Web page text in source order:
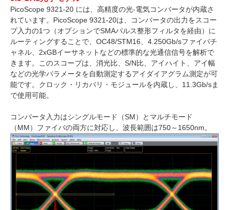
PicoScope 9321-20 には、高精度の光-電気コンバータが内蔵さ
れています。PicoScope 9321-20は、コンバータの出力をスコー
プ入力の1つ（オプションでSMAパルス整形フィルタを経由）に
ルーティングすることで、OC48/STM16、4.250Gb/sファイバチ
ャネル、2xGBイーサネットなどの標準的な光通信信号を解析で
きます。このスコープは、消光比、S/N比、アイハイト、アイ幅
などの光学パラメータを自動測定するアイダイアグラム測定が可
能です。クロック・リカバリ・モジュールを内蔵し、11.3Gb/sま
で使用可能。
コンバータ入力はシングルモード（SM）とマルチモード
（MM）ファイバの両方に対応し、波長範囲は750～1650nm。